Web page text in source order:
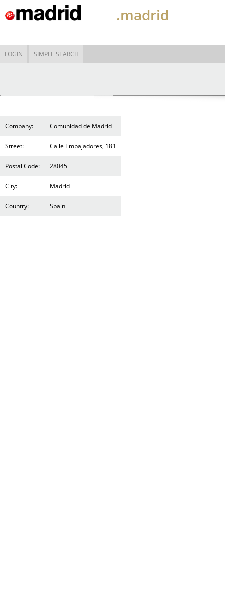
.madrid
LOGIN SIMPLE SEARCH
Company: Comunidad de Madrid
Street: Calle Embajadores, 181
Postal Code: 28045
City: Madrid
Country: Spain